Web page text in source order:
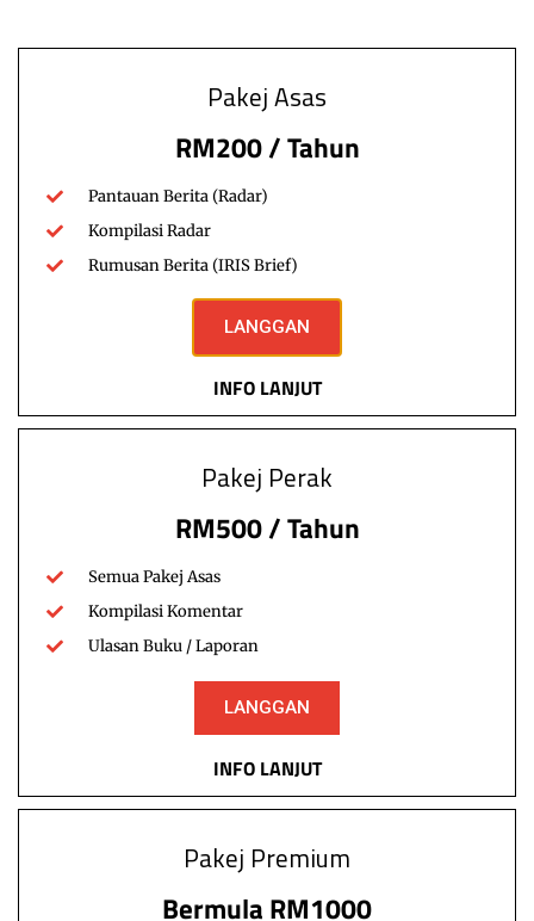
Ekonomi & Modal Kewangan Malaysia
Bigpay Raih Dana Sehingga US$100
Terkemuka
KUALA LUMPUR- BigPay, unit e-dompet AirAsia
Group berjaya memperoleh dana sehingga US$100 juta
Pakej Asas
RM200 / Tahun
Pantauan Berita (Radar)
Kompilasi Radar
Rumusan Berita (IRIS Brief)
LANGGAN
INFO LANJUT
Pakej Perak
RM500 / Tahun
Semua Pakej Asas
Kompilasi Komentar
Ulasan Buku / Laporan
LANGGAN
INFO LANJUT
Pakej Premium
Bermula RM1000